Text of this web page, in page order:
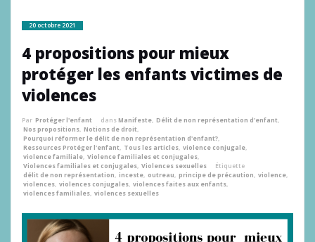
20 octobre 2021
4 propositions pour mieux
protéger les enfants victimes de
violences
Par Protéger l'enfant dansManifeste, Délit de non représentation d'enfant,
Nos propositions, Notions de droit,
Pourquoi réformer le délit de non représentation d'enfant?,
Ressources Protéger l'enfant, Tous les articles, violence conjugale,
violence familiale, Violence familiales et conjugales,
Violences familiales et conjugales, Violences sexuelles
Étiquette
délit de non représentation, inceste, outreau, principe de précaution, violence,
violences, violences conjugales, violences faites aux enfants,
violences familiales, violences sexuelles